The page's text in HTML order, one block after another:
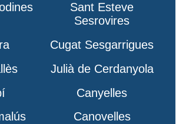
Sant Esteve
Sesrovires
Cugat Sesgarrigues
Julià de Cerdanyola
Canyelles
Canovelles